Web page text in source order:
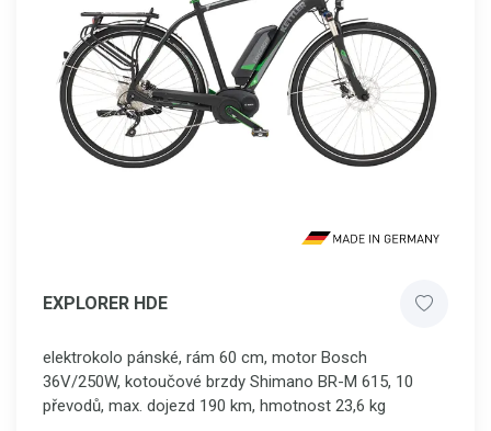
EXPLORER HDE
elektrokolo pánské, rám 60 cm, motor Bosch
36V/250W, kotoučové brzdy Shimano BR-M 615, 10
převodů, max. dojezd 190 km, hmotnost 23,6 kg